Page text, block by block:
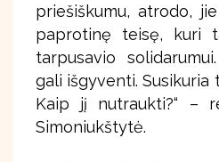
priešiškumu, atrodo,
paprotinę teisę, kuri
tarpusavio
gali išgyventi. Susikuria
Kaip jį nutraukti?“ –
Simoniukštytė.